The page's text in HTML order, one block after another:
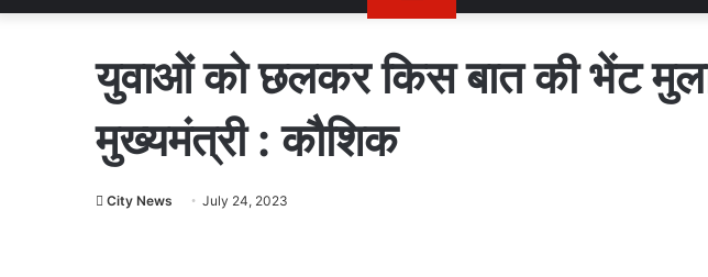
युवाओं को छलकर किस बात की भेंट
मुख्यमंत्री : कौशिक
City News July 24, 2023